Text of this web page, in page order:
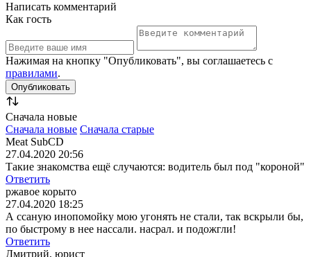
Написать комментарий
Как гость
Нажимая на кнопку "Опубликовать", вы соглашаетесь с
правилами.
Сначала новые
Сначала новые Сначала старые
Meat SubCD
27.04.2020 20:56
Такие знакомства ещё случаются: водитель был под "короной"
Ответить
ржавое корыто
27.04.2020 18:25
А ссаную инопомойку мою угонять не стали, так вскрыли бы,
по быстрому в нее нассали. насрал. и подожгли!
Ответить
Дмитрий, юрист